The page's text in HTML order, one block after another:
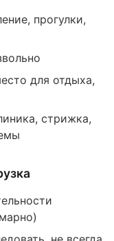
прогулки,
для отдыха,
стрижка,